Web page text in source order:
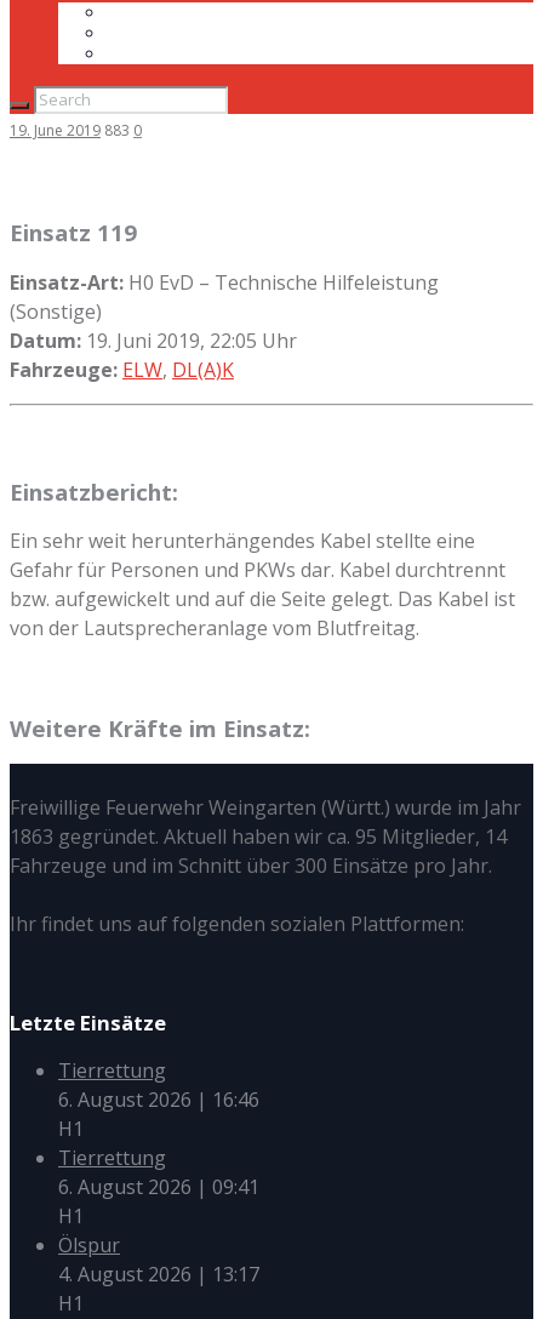
19. June 2019 883 0
Einsatz 119
Einsatz-Art: H0 EvD – Technische Hilfeleistung
(Sonstige)
Datum: 19. Juni 2019, 22:05 Uhr
Fahrzeuge: ELW, DL(A)K
Einsatzbericht:
Ein sehr weit herunterhängendes Kabel stellte eine
Gefahr für Personen und PKWs dar. Kabel durchtrennt
bzw. aufgewickelt und auf die Seite gelegt. Das Kabel ist
von der Lautsprecheranlage vom Blutfreitag.
Weitere Kräfte im Einsatz:
Freiwillige Feuerwehr Weingarten (Württ.) wurde im Jahr
1863 gegründet. Aktuell haben wir ca. 95 Mitglieder, 14
Fahrzeuge und im Schnitt über 300 Einsätze pro Jahr.
Ihr findet uns auf folgenden sozialen Plattformen:
Letzte Einsätze
Tierrettung
6. August 2026 | 16:46
H1
Tierrettung
6. August 2026 | 09:41
H1
Ölspur
4. August 2026 | 13:17
H1